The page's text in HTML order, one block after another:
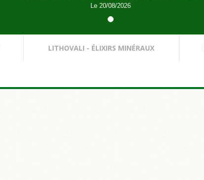
Le 20/08/2026
LITHOVALI - ÉLIXIRS MINÉRAUX